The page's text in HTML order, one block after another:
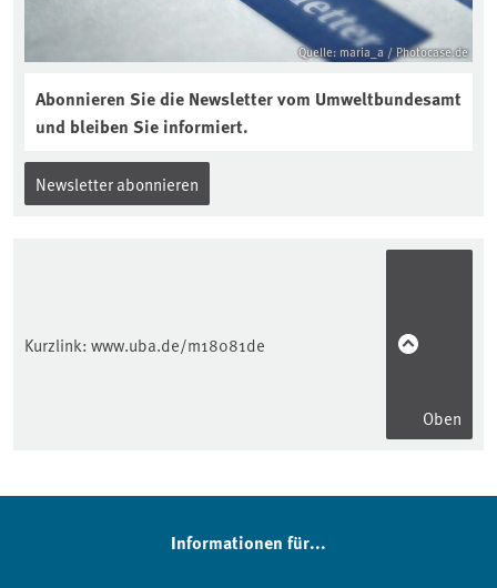
Quelle: maria_a / Photocase.de
Abonnieren Sie die Newsletter vom Umweltbundesamt
und bleiben Sie informiert.
Newsletter abonnieren
Kurzlink: www.uba.de/m18081de
Oben
Informationen für...